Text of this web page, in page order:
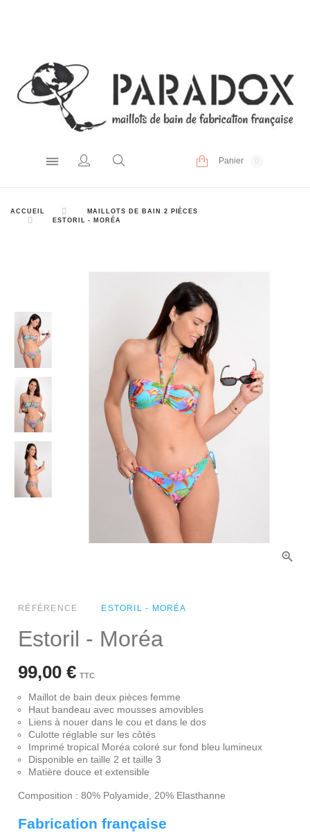
Panier
ACCUEIL
MAILLOTS DE BAIN 2 PIÈCES
ESTORIL - MORÉA
RÉFÉRENCE ESTORIL - MORÉA
Estoril - Moréa
99,00 € TTC
Maillot de bain deux pièces femme
Haut bandeau avec mousses amovibles
Liens à nouer dans le cou et dans le dos
Culotte réglable sur les côtés
Imprimé tropical Moréa coloré sur fond bleu lumineux
Disponible en taille 2 et taille 3
Matière douce et extensible
Composition : 80% Polyamide, 20% Elasthanne
Fabrication française